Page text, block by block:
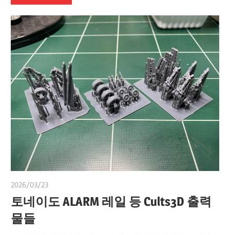
2026/03/23
토네이도 ALARM 레일 등 Cults3D 출력
물들